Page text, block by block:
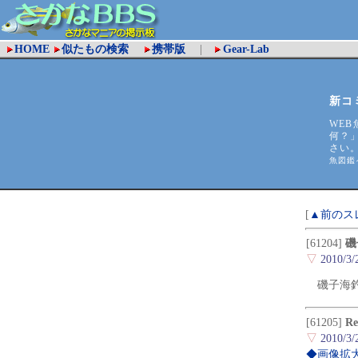
HOME 似たもの検索 携帯版 Gear-Lab
新コ
WEB
何？
さい
魚図鑑
[ ▲前のス
[61204]
▽ 2010/
磯子海
[61205]
▽ 2010/
◆画像拡